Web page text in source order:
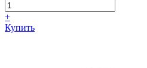
+
Купить